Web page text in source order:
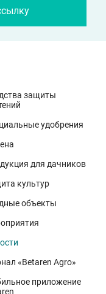
для
округа. Они
сорта
и точном
орловского
«Щёлково
защиты
удобрения
для дачников
культур
объекты
«Betaren Agro»
приложение